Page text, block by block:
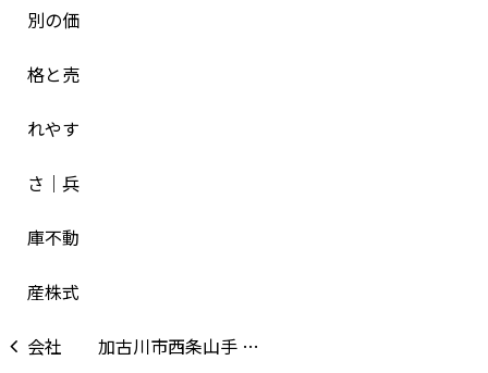
加古川市西条山手 …